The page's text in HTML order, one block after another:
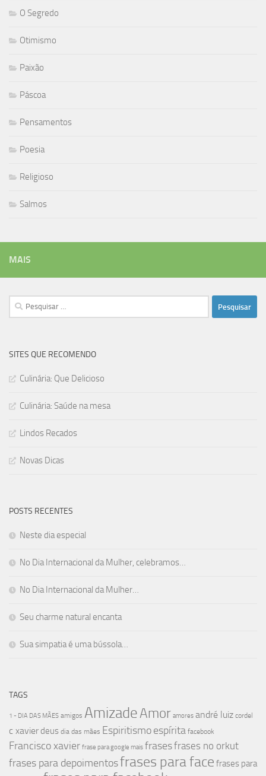
O Segredo
Otimismo
Paixão
Páscoa
Pensamentos
Poesia
Religioso
Salmos
MAIS
Pesquisar
por:
SITES QUE RECOMENDO
Culinária: Que Delicioso
Culinária: Saúde na mesa
Lindos Recados
Novas Dicas
POSTS RECENTES
Neste dia especial
No Dia Internacional da Mulher, celebramos…
No Dia Internacional da Mulher…
Seu charme natural encanta
Sua simpatia é uma bússola…
TAGS
1 - DIA DAS MÃES amigos AmizadeAmor amores andré luiz cordel
c xavier deus dia das mães Espiritismoespírita facebook
Francisco xavier frase para google mais frasesfrases no orkut
frases para depoimentosfrases para face frases para